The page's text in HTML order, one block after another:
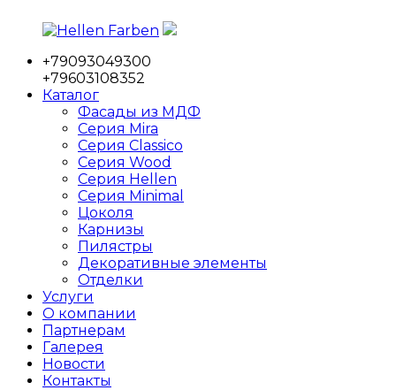
Перейти
содержимому
Hellen
Farben
Фабрика
мебельных
фасадов
+79093049300
+79603108352
Каталог
Фасады из МДФ
Серия Mira
Серия Classico
Серия Wood
Серия Hellen
Серия Minimal
Цоколя
Карнизы
Пилястры
Декоративные элементы
Отделки
Услуги
О компании
Партнерам
Галерея
Новости
Контакты